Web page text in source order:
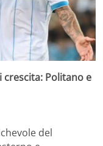
crescita: Politano e
del